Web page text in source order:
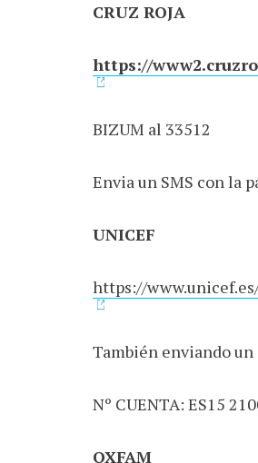
CRUZ ROJA
https://
BIZUM al 33512
Envia un SMS con la
UNICEF
https://
También enviando un
Nº CUENTA: ES15
OXFAM